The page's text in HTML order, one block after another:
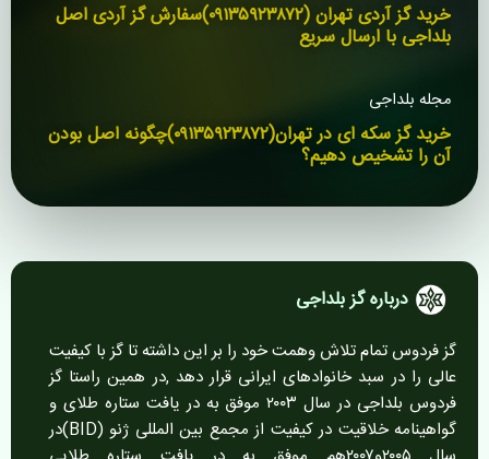
خرید گز آردی تهران (۰۹۱۳۵۹۲۳۸۷۲)سفارش گز آردی اصل
بلداجی با ارسال سریع
مجله بلداجی
خرید گز سکه ای در تهران(۰۹۱۳۵۹۲۳۸۷۲)چگونه اصل بودن
آن را تشخیص دهیم؟
h
o
n
g
S
e
1
f
3
درباره گز بلداجی
گز فردوس تمام تلاش وهمت خود را بر این داشته تا گز با کیفیت
عالی را در سبد خانوادهای ایرانی قرار دهد ,در همین راستا گز
فردوس بلداجی در سال ۲۰۰۳ موفق به در یافت ستاره طلای و
گواهینامه خلاقیت در کیفیت از مجمع بین المللی ژنو (BID)در